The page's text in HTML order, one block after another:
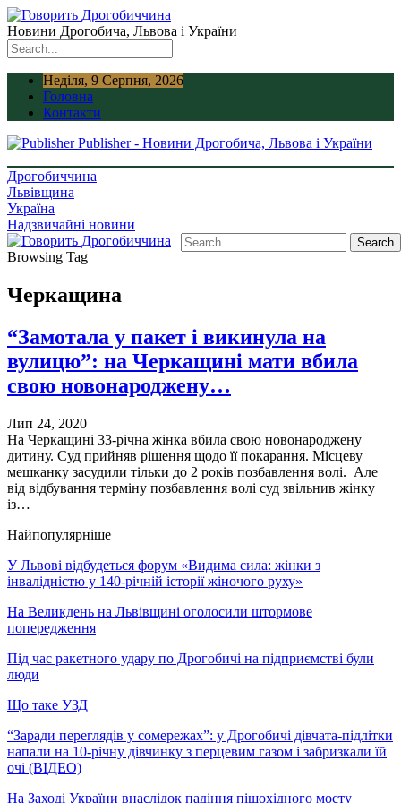
Новини Дрогобича, Львова і України
Неділя, 9 Серпня, 2026
Головна
Контакти
Publisher - Новини Дрогобича, Львова і України
Дрогобиччина
Львівщина
Україна
Надзвичайні новини
Browsing Tag
Черкащина
“Замотала у пакет і викинула на
вулицю”: на Черкащині мати вбила
свою новонароджену…
Лип 24, 2020
На Черкащині 33-річна жінка вбила свою новонароджену
дитину. Суд прийняв рішення щодо її покарання. Місцеву
мешканку засудили тільки до 2 років позбавлення волі. Але
від відбування терміну позбавлення волі суд звільнив жінку
із…
Найпопулярніше
У Львові відбудеться форум «Видима сила: жінки з
інвалідністю у 140-річній історії жіночого руху»
На Великдень на Львівщині оголосили штормове
попередження
Під час ракетного удару по Дрогобичі на підприємстві були
люди
Що таке УЗД
“Заради переглядів у сомережах”: у Дрогобичі дівчата-підлітки
напали на 10-річну дівчинку з перцевим газом і забризкали їй
очі (ВІДЕО)
На Заході України внаслідок падіння пішохідного мосту